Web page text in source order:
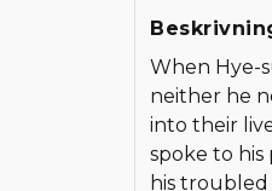
When Hye-
neither he
into their
spoke to
his